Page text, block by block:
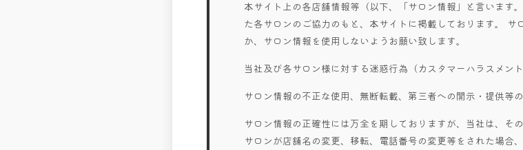
本サイト上の各店舗情報等（以下、「サロン情報」と言います
た各サロンのご協力のもと、本サイトに掲載しております。
か、サロン情報を使用しないようお願い致します。
当社及び各サロン様に対する迷惑行為（カスタマーハラスメン
サロン情報の不正な使用、無断転載、第三者への開示・提供等
サロン情報の正確性には万全を期しておりますが、当社は、そ
サロンが店舗名の変更、移転、電話番号の変更等をされた場合